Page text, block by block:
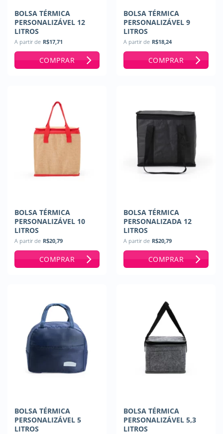
BOLSA TÉRMICA
PERSONALIZÁVEL 12
LITROS
A partir de R$17,71
COMPRAR
BOLSA TÉRMICA
PERSONALIZÁVEL 9
LITROS
A partir de R$18,24
COMPRAR
BOLSA TÉRMICA
PERSONALIZÁVEL 10
LITROS
A partir de R$20,79
COMPRAR
BOLSA TÉRMICA
PERSONALIZADA 12
LITROS
A partir de R$20,79
COMPRAR
BOLSA TÉRMICA
PERSONALIZÁVEL 5
LITROS
BOLSA TÉRMICA
PERSONALIZÁVEL 5,3
LITROS